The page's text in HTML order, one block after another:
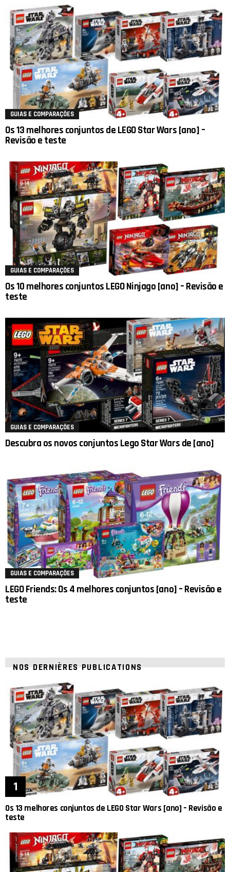
GUIAS E COMPARAÇÕES
Os 13 melhores conjuntos de LEGO Star Wars [ano] –
Revisão e teste
GUIAS E COMPARAÇÕES
Os 10 melhores conjuntos LEGO Ninjago [ano] – Revisão e
teste
GUIAS E COMPARAÇÕES
Descubra os novos conjuntos Lego Star Wars de [ano]
GUIAS E COMPARAÇÕES
LEGO Friends: Os 4 melhores conjuntos [ano] – Revisão e
teste
NOS DERNIÈRES PUBLICATIONS
Os 13 melhores conjuntos de LEGO Star Wars [ano] – Revisão e
teste